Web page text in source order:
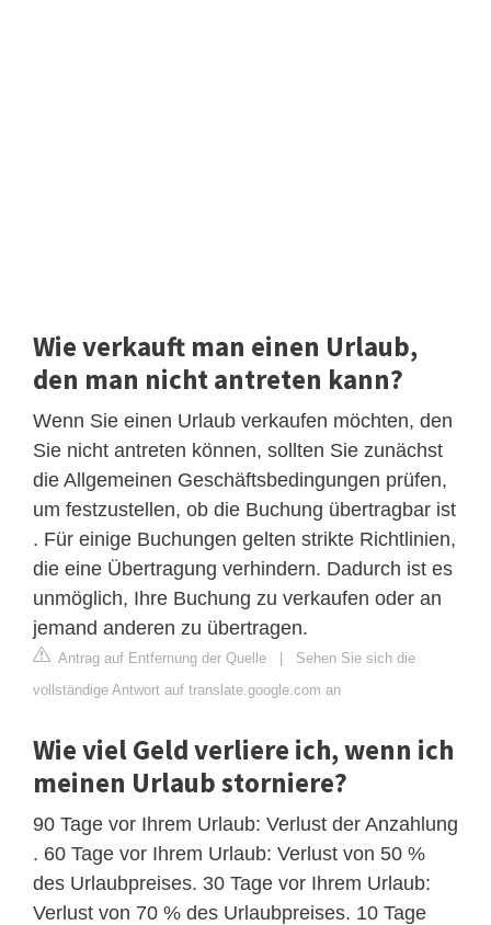
Wie verkauft man einen Urlaub,
den man nicht antreten kann?
Wenn Sie einen Urlaub verkaufen möchten, den
Sie nicht antreten können, sollten Sie zunächst
die Allgemeinen Geschäftsbedingungen prüfen,
um festzustellen, ob die Buchung übertragbar ist
. Für einige Buchungen gelten strikte Richtlinien,
die eine Übertragung verhindern. Dadurch ist es
unmöglich, Ihre Buchung zu verkaufen oder an
jemand anderen zu übertragen.
Antrag auf Entfernung der Quelle | Sehen Sie sich die
vollständige Antwort auf translate.google.com an
Wie viel Geld verliere ich, wenn ich
meinen Urlaub storniere?
90 Tage vor Ihrem Urlaub: Verlust der Anzahlung
. 60 Tage vor Ihrem Urlaub: Verlust von 50 %
des Urlaubpreises. 30 Tage vor Ihrem Urlaub:
Verlust von 70 % des Urlaubpreises. 10 Tage